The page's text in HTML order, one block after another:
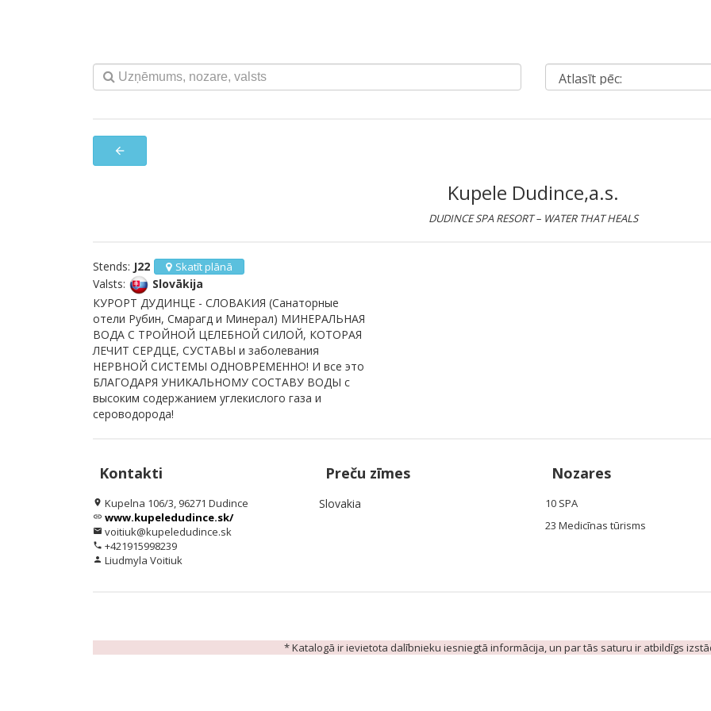
arrow_back
Kupele Dudince,a.s.
DUDINCE SPA RESORT – WATER THAT HEALS
Stends: J22 Skatīt plānā
Valsts:
Slovākija
КУРОРТ ДУДИНЦЕ - СЛОВАКИЯ (Санаторные
отели Рубин, Смарагд и Минерал) МИНЕРАЛЬНАЯ
ВОДА С ТРОЙНОЙ ЦЕЛЕБНОЙ СИЛОЙ, КОТОРАЯ
ЛЕЧИТ СЕРДЦЕ, СУСТАВЫ и заболевания
НЕРВНОЙ СИСТЕМЫ ОДНОВРЕМЕННО! И все это
БЛАГОДАРЯ УНИКАЛЬНОМУ СОСТАВУ ВОДЫ с
высоким содержанием углекислого газа и
сероводорода!
Kontakti
location_on Kupelna 106/3, 96271 Dudince
link www.kupeledudince.sk/
email voitiuk@kupeledudince.sk
phone +421915998239
person Liudmyla Voitiuk
Preču zīmes
Slovakia
Nozares
10 SPA
23 Medicīnas tūrisms
* Katalogā ir ievietota dalībnieku iesniegtā informācija, un par tās saturu ir atbildīgs